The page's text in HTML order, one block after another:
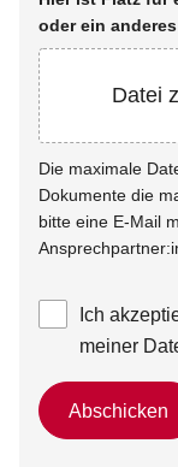
oder ein
Datei
Die maximale
Dokumente die
bitte eine E-Mail
Ich
meiner
Abschicken